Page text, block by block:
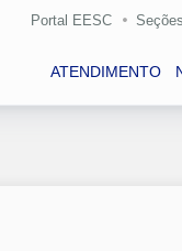
Portal EESC Seções
ATENDIMENTO